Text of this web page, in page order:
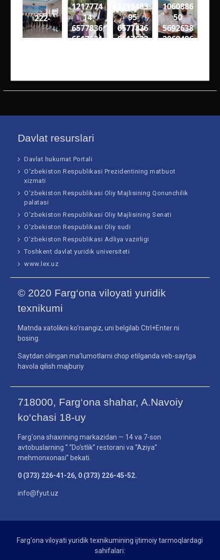
222-
1217774
14
6577836
6517631
73813 n
1219483
95
6577836
0517632
5906 n
1060886
50
5692638
2069496
60108 n
Davlat resurslari
Davlat hukumat Portali
O‘zbekiston Respublikasi Prezidentining matbuot
xizmati
O‘zbekiston Respublikasi Oliy Majlisining Qonunchilik
palatasi
O‘zbekiston Respublikasi Oliy Majlisining Senati
O‘zbekiston Respublikasi Oliy sudi
O‘zbekiston Respublikasi Adliya vazirligi
Toshkent davlat yuridik universiteti
www.lex.uz
© 2020 Farg‘ona viloyati yuridik
texnikumi
Matnda xatolikni ko‘rsangiz, uni belgilab Ctrl+Enter ni
bosing.
Saytdan olingan ma’lumotlarni chop etilganda veb-saytga
havola qilish majburiy
718000, Farg‘ona shahar, A.Navoiy
ko‘chasi 18-uy
Farg‘ona shaxrining markazidan — 14 va 7-son
avtobuslarning “ “Do‘stlik” restorani va “Aziya”
mehmonxonasi” bekati.
0 (373) 226-41-26, 0 (373) 226-45-52.
info@fyut.uz
Farg‘ona viloyati yuridik texnikumining ijtimoiy tarmoqlardagi
sahifalari: